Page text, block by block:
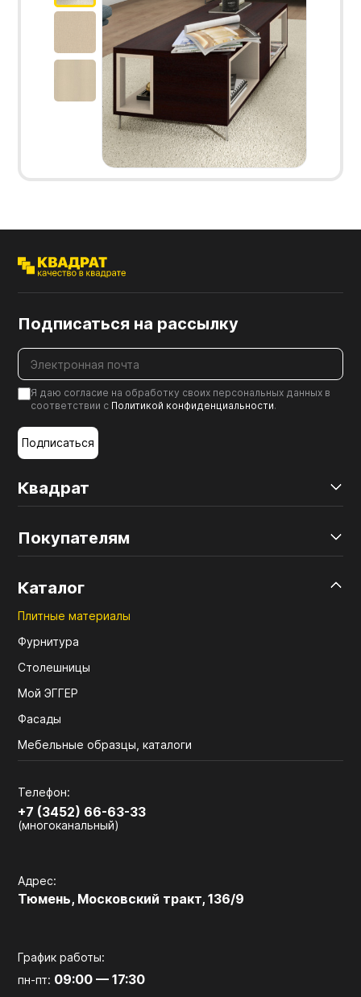
Квадрат
Покупателям
Каталог
Плитные материалы
Фурнитура
Столешницы
Мой ЭГГЕР
Фасады
Мебельные образцы, каталоги
Телефон:
+7 (3452) 66-63-33
(многоканальный)
Адрес:
Тюмень, Московский тракт, 136/9
График работы:
пн-пт: 09:00 — 17:30
Подписаться на рассылку
Я даю согласие на обработку своих персональных данных в
соответствии с Политикой конфиденциальности.
Подписаться